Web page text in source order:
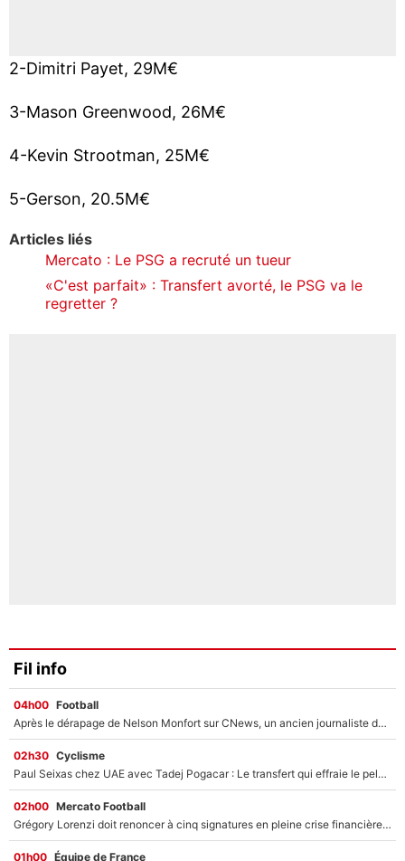
2-Dimitri Payet, 29M€
3-Mason Greenwood, 26M€
4-Kevin Strootman, 25M€
5-Gerson, 20.5M€
Articles liés
Mercato : Le PSG a recruté un tueur
«C'est parfait» : Transfert avorté, le PSG va le
regretter ?
Fil info
04h00 Football
Après le dérapage de Nelson Monfort sur CNews, un ancien journaliste de France Télévisions relance la polémique sur les incendies en Gironde
02h30 Cyclisme
Paul Seixas chez UAE avec Tadej Pogacar : Le transfert qui effraie le peloton, «c’est la pire des choses qui puisse arriver»
02h00 Mercato Football
Grégory Lorenzi doit renoncer à cinq signatures en pleine crise financière : L’IA propose sept noms à l’OM pour un mercato réussi... à seulement 5M€ !
01h00 Équipe de France